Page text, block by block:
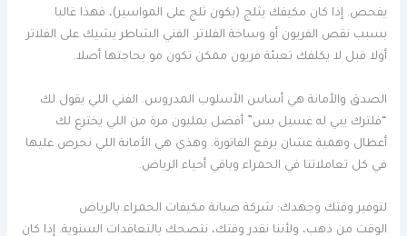
يفحص. إذا كان مكيفك يثلج (يكون ثلج على المواسير)، فهذا غالبا
بسبب نقص الفريون أو وساخة الفلاتر. الفني الشاطر يشيك على الفلاتر
أولا قبل لا يكلفك تعبئة فريون ممكن تكون مو بحاجتها أصلا.
الصدق والأمانة هي أساس الأسلوب المدروس. الفني اللي يقول لك
“فلترك يبي له غسيل بس” أفضل بمليون مرة من اللي يخترع لك
أعطال وهمية عشان يرفع الفاتورة. وهذي هي الأمانة اللي نحرص عليها
في كل تعاملاتنا في الحمراء وباقي أحياء الرياض.
لتوفير وقتك وجهدك: شركة صيانة مكيفات الحمراء بالرياض
الوقت من ذهب، ولأننا نقدر وقتك، ننصحك بالتعاقدات السنوية. إذا كان